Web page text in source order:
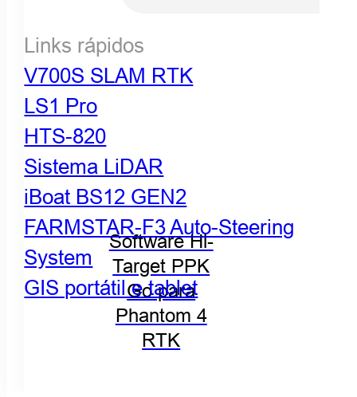
Software Hi-
Target PPK
Go para
Phantom 4
RTK
Links rápidos
V700S SLAM RTK
LS1 Pro
HTS-820
Sistema LiDAR
iBoat BS12 GEN2
FARMSTAR-F3 Auto-Steering
System
GIS portátil e tablet